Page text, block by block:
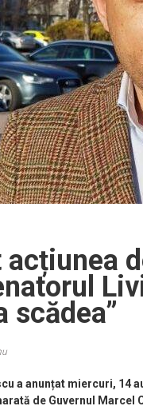
scădea”
a anunțat miercuri, 14
de Guvernul Marcel